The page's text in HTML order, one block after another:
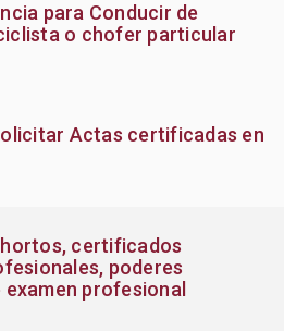
para Conducir de
o chofer particular
Actas certificadas en
certificados
poderes
profesional